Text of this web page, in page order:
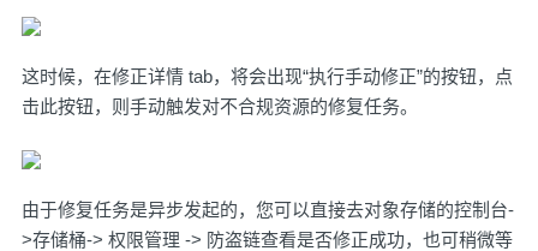
这时候，在修正详情 tab，将会出现“执行手动修正”的按钮，点
击此按钮，则手动触发对不合规资源的修复任务。
由于修复任务是异步发起的，您可以直接去对象存储的控制台-
>存储桶-> 权限管理 -> 防盗链查看是否修正成功，也可稍微等